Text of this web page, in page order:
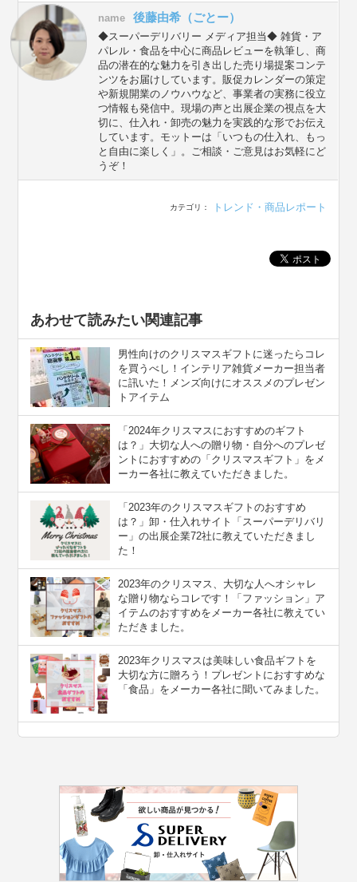
name 後藤由希（ごとー）
◆スーパーデリバリー メディア担当◆ 雑貨・ア
パレル・食品を中心に商品レビューを執筆し、商
品の潜在的な魅力を引き出した売り場提案コンテ
ンツをお届けしています。販促カレンダーの策定
や新規開業のノウハウなど、事業者の実務に役立
つ情報も発信中。現場の声と出展企業の視点を大
切に、仕入れ・卸売の魅力を実践的な形でお伝え
しています。モットーは「いつもの仕入れ、もっ
と自由に楽しく」。ご相談・ご意見はお気軽にど
うぞ！
カテゴリ： トレンド・商品レポート
あわせて読みたい関連記事
男性向けのクリスマスギフトに迷ったらコレ
を買うべし！インテリア雑貨メーカー担当者
に訊いた！メンズ向けにオススメのプレゼン
トアイテム
「2024年クリスマスにおすすめのギフト
は？」大切な人への贈り物・自分へのプレゼ
ントにおすすめの「クリスマスギフト」をメ
ーカー各社に教えていただきました。
「2023年のクリスマスギフトのおすすめ
は？」卸・仕入れサイト「スーパーデリバリ
ー」の出展企業72社に教えていただきまし
た！
2023年のクリスマス、大切な人へオシャレ
な贈り物ならコレです！「ファッション」ア
イテムのおすすめをメーカー各社に教えてい
ただきました。
2023年クリスマスは美味しい食品ギフトを
大切な方に贈ろう！プレゼントにおすすめな
「食品」をメーカー各社に聞いてみました。